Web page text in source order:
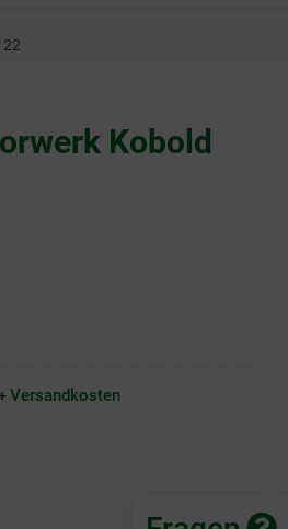
Kobold
Versandkosten